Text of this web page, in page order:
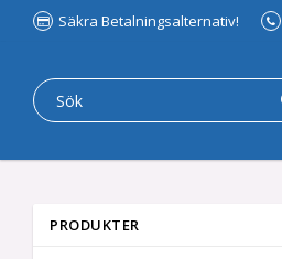
Säkra Betalningsalternativ!
PRODUKTER